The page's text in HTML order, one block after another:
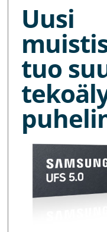
Uusi
tuo